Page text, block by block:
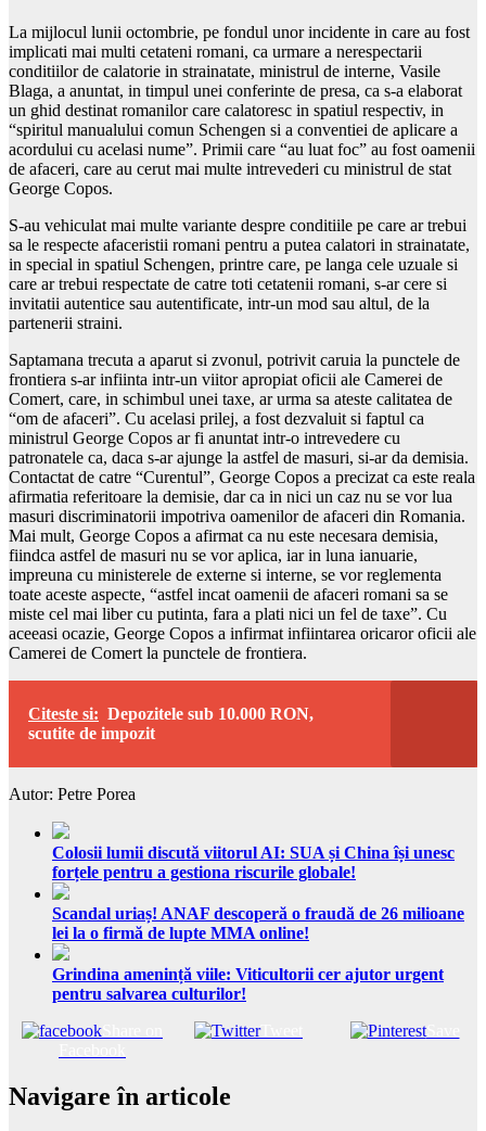
La mijlocul lunii octombrie, pe fondul unor incidente in care au fost
implicati mai multi cetateni romani, ca urmare a nerespectarii
conditiilor de calatorie in strainatate, ministrul de interne, Vasile
Blaga, a anuntat, in timpul unei conferinte de presa, ca s-a elaborat
un ghid destinat romanilor care calatoresc in spatiul respectiv, in
“spiritul manualului comun Schengen si a conventiei de aplicare a
acordului cu acelasi nume”. Primii care “au luat foc” au fost oamenii
de afaceri, care au cerut mai multe intrevederi cu ministrul de stat
George Copos.
S-au vehiculat mai multe variante despre conditiile pe care ar trebui
sa le respecte afaceristii romani pentru a putea calatori in strainatate,
in special in spatiul Schengen, printre care, pe langa cele uzuale si
care ar trebui respectate de catre toti cetatenii romani, s-ar cere si
invitatii autentice sau autentificate, intr-un mod sau altul, de la
partenerii straini.
Saptamana trecuta a aparut si zvonul, potrivit caruia la punctele de
frontiera s-ar infiinta intr-un viitor apropiat oficii ale Camerei de
Comert, care, in schimbul unei taxe, ar urma sa ateste calitatea de
“om de afaceri”. Cu acelasi prilej, a fost dezvaluit si faptul ca
ministrul George Copos ar fi anuntat intr-o intrevedere cu
patronatele ca, daca s-ar ajunge la astfel de masuri, si-ar da demisia.
Contactat de catre “Curentul”, George Copos a precizat ca este reala
afirmatia referitoare la demisie, dar ca in nici un caz nu se vor lua
masuri discriminatorii impotriva oamenilor de afaceri din Romania.
Mai mult, George Copos a afirmat ca nu este necesara demisia,
fiindca astfel de masuri nu se vor aplica, iar in luna ianuarie,
impreuna cu ministerele de externe si interne, se vor reglementa
toate aceste aspecte, “astfel incat oamenii de afaceri romani sa se
miste cel mai liber cu putinta, fara a plati nici un fel de taxe”. Cu
aceeasi ocazie, George Copos a infirmat infiintarea oricaror oficii ale
Camerei de Comert la punctele de frontiera.
Citeste si: Depozitele sub 10.000 RON,
scutite de impozit
Autor: Petre Porea
Colosii lumii discută viitorul AI: SUA și China își unesc
forțele pentru a gestiona riscurile globale!
Scandal uriaș! ANAF descoperă o fraudă de 26 milioane
lei la o firmă de lupte MMA online!
Grindina amenință viile: Viticultorii cer ajutor urgent
pentru salvarea culturilor!
Tweet Save
Navigare în articole